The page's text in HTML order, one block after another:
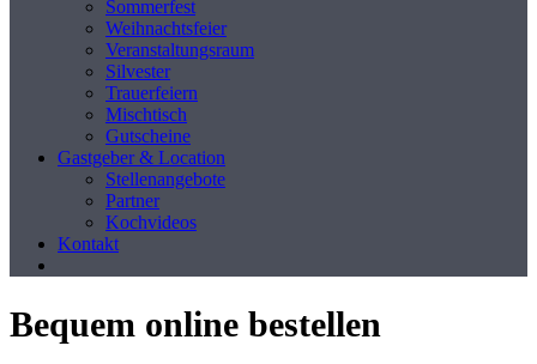
Sommerfest
Weihnachtsfeier
Veranstaltungsraum
Silvester
Trauerfeiern
Mischtisch
Gutscheine
Gastgeber & Location
Stellenangebote
Partner
Kochvideos
Kontakt
Bequem online bestellen